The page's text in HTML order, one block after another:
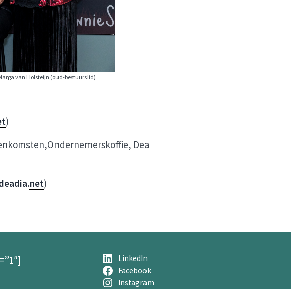
van Holsteijn (oud-bestuurslid)
)
Dea
)
LinkedIn
Facebook
Instagram